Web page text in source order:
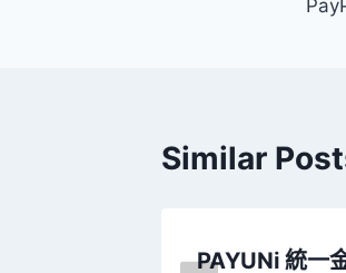
章
Similar
PAYUNi 統一